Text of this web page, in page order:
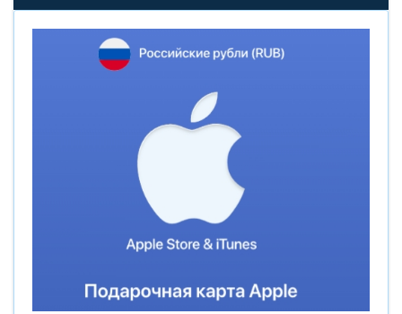
«НОВИКОМБАНК»
«ВНЕШПРОМБАНК»
«БАНК ГЛОБЭКС»
«СОВКОМБАНК»